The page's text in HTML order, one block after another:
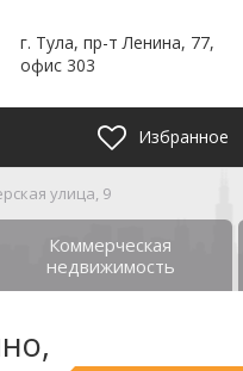
г. Тула, пр-т Ленина, 77,
офис 303
Избранное
улица, 9
Коммерческая
недвижимость